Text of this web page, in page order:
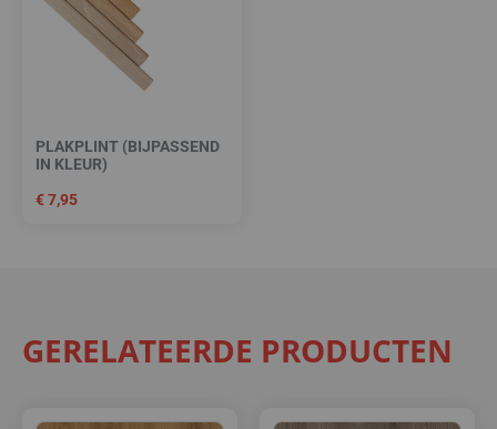
PLAKPLINT (BIJPASSEND
IN KLEUR)
€7,95
GERELATEERDE PRODUCTEN